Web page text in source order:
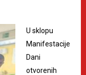
U sklopu
Manifestacije
Dani
otvorenih